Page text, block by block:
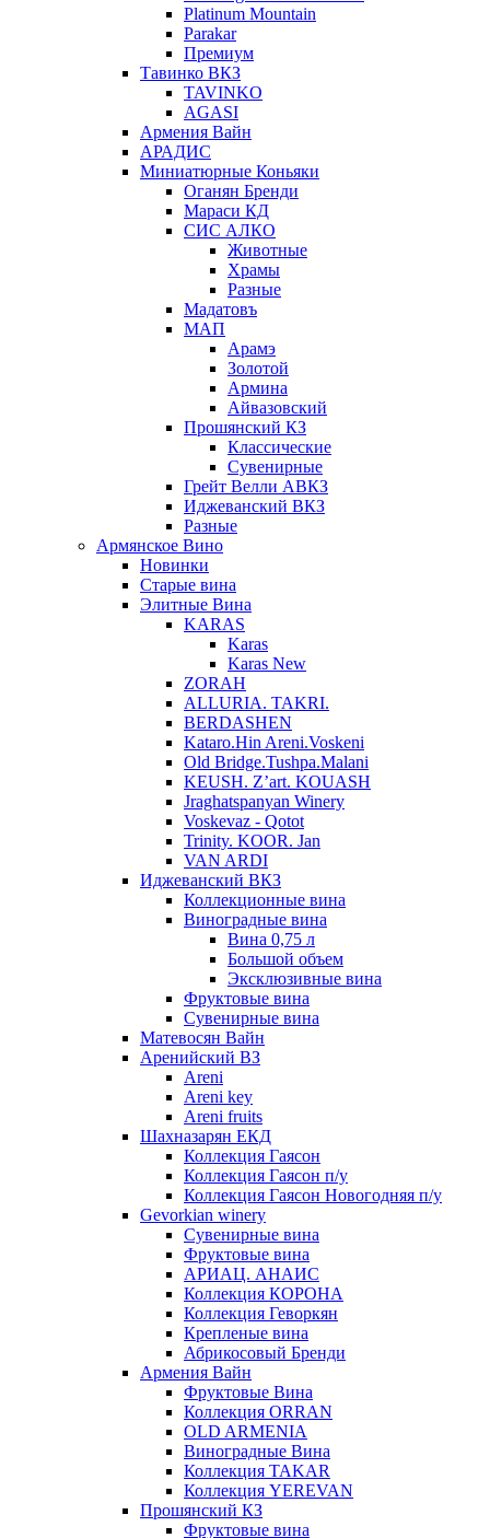
Platinum Mountain
Parakar
Премиум
Тавинко ВКЗ
TAVINKO
AGASI
Армения Вайн
АРАДИС
Миниатюрные Коньяки
Оганян Бренди
Мараси КД
СИС АЛКО
Животные
Храмы
Разные
Мадатовъ
МАП
Арамэ
Золотой
Армина
Айвазовский
Прошянский КЗ
Классические
Сувенирные
Грейт Велли АВКЗ
Иджеванский ВКЗ
Разные
Армянское Вино
Новинки
Старые вина
Элитные Вина
KARAS
Karas
Karas New
ZORAH
ALLURIA. TAKRI.
BERDASHEN
Kataro.Hin Areni.Voskeni
Old Bridge.Tushpa.Malani
KEUSH. Z’art. KOUASH
Jraghatspanyan Winery
Voskevaz - Qotot
Trinity. KOOR. Jan
VAN ARDI
Иджеванский ВКЗ
Коллекционные вина
Виноградные вина
Вина 0,75 л
Большой объем
Эксклюзивные вина
Фруктовые вина
Cувенирные вина
Матевосян Вайн
Аренийский ВЗ
Areni
Areni key
Areni fruits
Шахназарян ЕКД
Коллекция Гаясон
Коллекция Гаясон п/у
Коллекция Гаясон Новогодняя п/у
Gevorkian winery
Сувенирные вина
Фруктовые вина
АРИАЦ. АНАИС
Коллекция КОРОНА
Коллекция Геворкян
Крепленые вина
Абрикосовый Бренди
Армения Вайн
Фруктовые Вина
Коллекция ORRAN
OLD ARMENIA
Виноградные Вина
Коллекция TAKAR
Коллекция YEREVAN
Прошянский КЗ
Фруктовые вина